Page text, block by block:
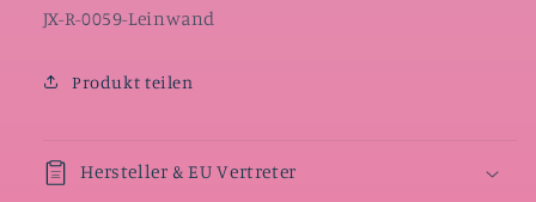
SKU:
JX-R-0059-Leinwand
Produkt teilen
Hersteller & EU Vertreter